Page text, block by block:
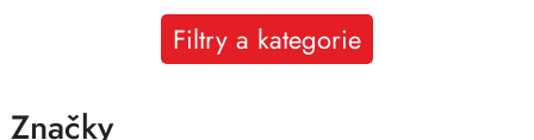
Filtry a kategorie
Značky